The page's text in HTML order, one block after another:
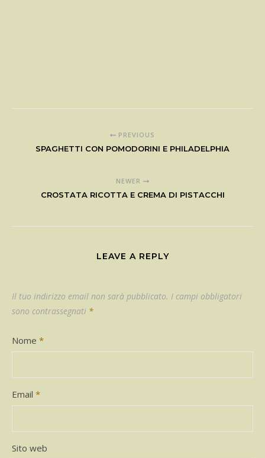
PREVIOUS
SPAGHETTI CON POMODORINI E PHILADELPHIA
NEWER
CROSTATA RICOTTA E CREMA DI PISTACCHI
LEAVE A REPLY
Il tuo indirizzo email non sarà pubblicato. I campi obbligatori
sono contrassegnati *
Nome *
Email *
Sito web